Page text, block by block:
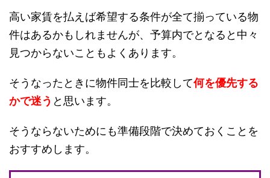
高い家賃を払えば希望する条件が全て揃っている物
件はあるかもしれませんが、予算内でとなると中々
見つからないこともよくあります。
そうなったときに物件同士を比較して何を優先する
かで迷う と思います。
そうならないためにも準備段階で決めておくことを
おすすめします。